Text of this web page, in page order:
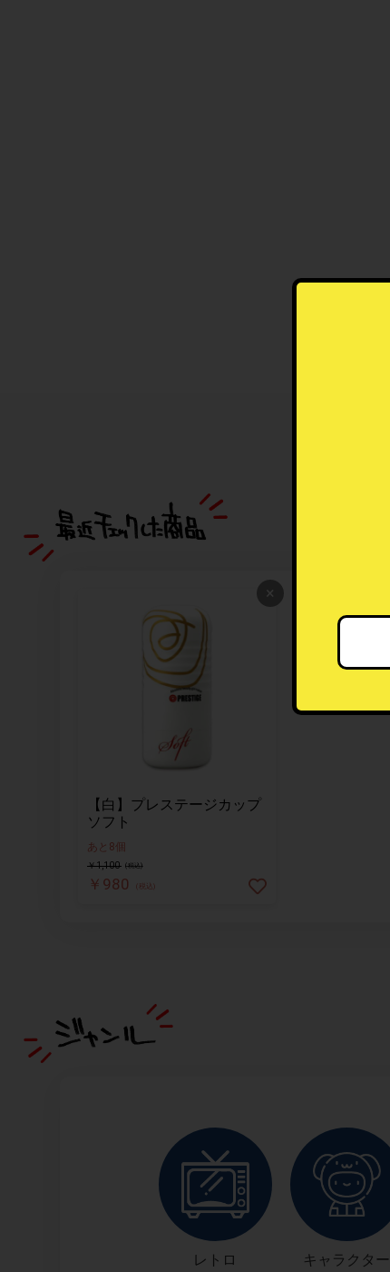
×
【白】プレステージカップ
ソフト
あと8個
￥1,100 (税込)
￥980 (税込)
レトロ キャラクター